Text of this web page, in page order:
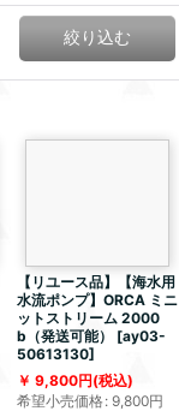
絞り込む
【リユース品】【海水用
水流ポンプ】ORCA ミニ
ットストリーム 2000
b（発送可能）
[ay03-
50613130]
9,800円(税込)
希望小売価格: 9,800円